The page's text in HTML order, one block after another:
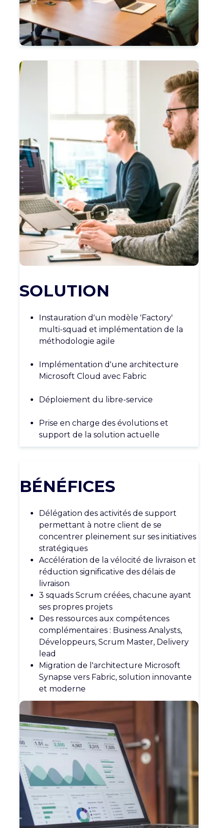
SOLUTION
Instauration d'un modèle 'Factory'
multi-squad et implémentation de la
méthodologie agile
Implémentation d'une architecture
Microsoft Cloud avec Fabric
Déploiement du libre-service
Prise en charge des évolutions et
support de la solution actuelle
BÉNÉFICES
Délégation des activités de support
permettant à notre client de se
concentrer pleinement sur ses initiatives
stratégiques
Accélération de la vélocité de livraison et
réduction significative des délais de
livraison
3 squads Scrum créées, chacune ayant
ses propres projets
Des ressources aux compétences
complémentaires : Business Analysts,
Développeurs, Scrum Master, Delivery
lead
Migration de l'architecture Microsoft
Synapse vers Fabric, solution innovante
et moderne